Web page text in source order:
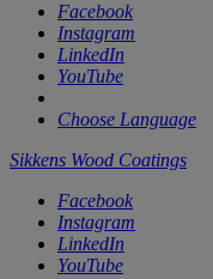
Facebook
Instagram
LinkedIn
YouTube
Choose Language
Sikkens Wood Coatings
Facebook
Instagram
LinkedIn
YouTube